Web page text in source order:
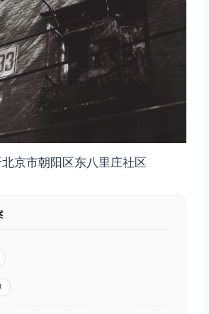
京市朝阳区东八里庄社区